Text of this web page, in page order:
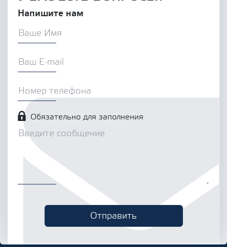
Напишите нам
Обязательно для заполнения